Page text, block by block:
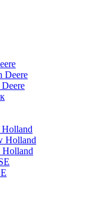
Deere
Holland
Holland